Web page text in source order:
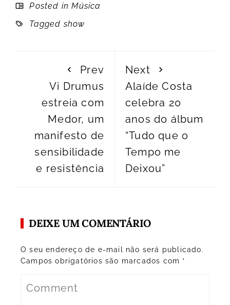
Posted inMúsica
Taggedshow
Prev
Vi Drumus
estreia com
Medor, um
manifesto de
sensibilidade
e resistência
Next
Alaíde Costa
celebra 20
anos do álbum
“Tudo que o
Tempo me
Deixou”
DEIXE UM COMENTÁRIO
O seu endereço de e-mail não será publicado.
Campos obrigatórios são marcados com *